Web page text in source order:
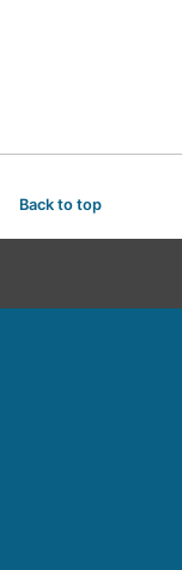
Back to top